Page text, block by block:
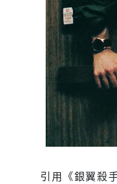
引用《銀翼殺